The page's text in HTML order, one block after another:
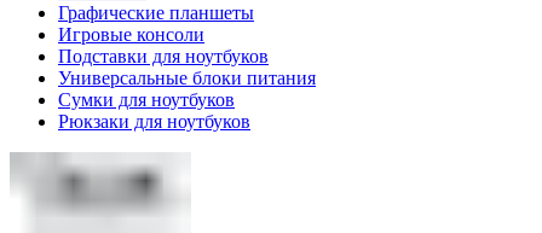
Графические планшеты
Игровые консоли
Подставки для ноутбуков
Универсальные блоки питания
Сумки для ноутбуков
Рюкзаки для ноутбуков